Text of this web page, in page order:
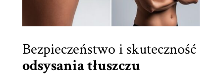
Bezpieczeństwo i skuteczność
odsysania tłuszczu